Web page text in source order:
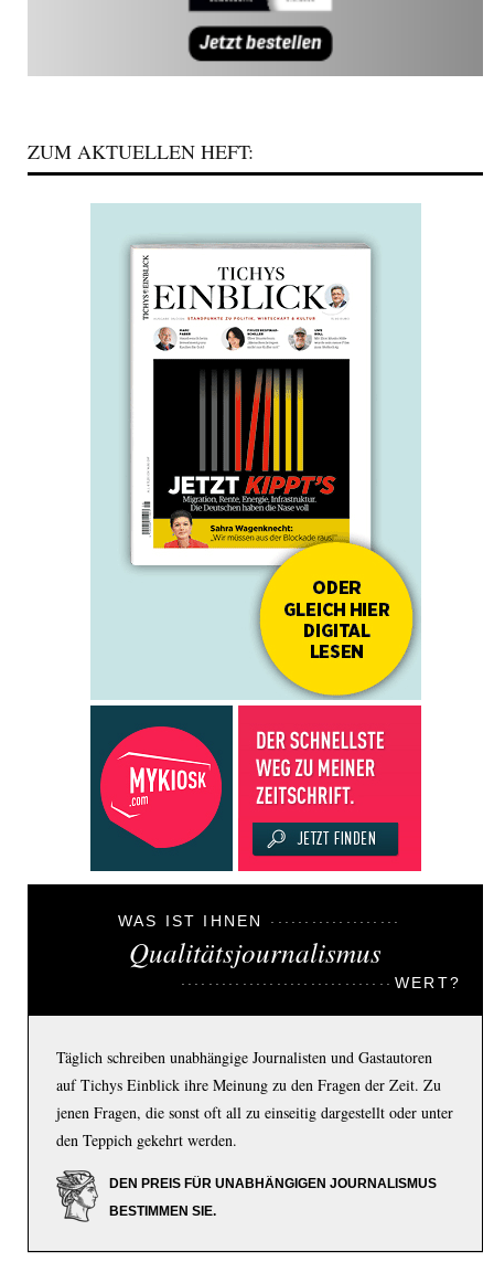
ZUM AKTUELLEN HEFT:
WAS IST IHNEN
Qualitätsjournalismus
WERT?
Täglich schreiben unabhängige Journalisten und Gastautoren
auf Tichys Einblick ihre Meinung zu den Fragen der Zeit. Zu
jenen Fragen, die sonst oft all zu einseitig dargestellt oder unter
den Teppich gekehrt werden.
DEN PREIS FÜR UNABHÄNGIGEN JOURNALISMUS
BESTIMMEN SIE.